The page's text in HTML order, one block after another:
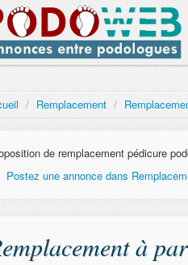
/ Remplacement /
de remplacement pédicure
Postez une annonce dans
à